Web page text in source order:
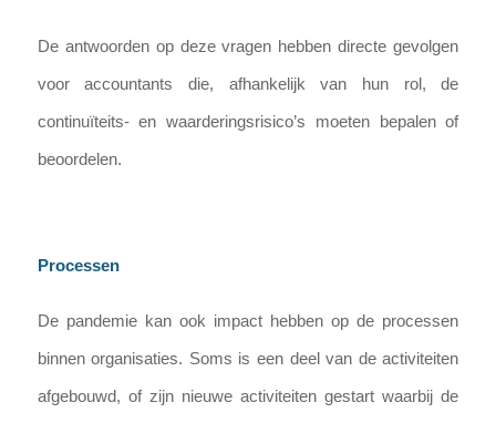
De antwoorden op deze vragen hebben directe gevolgen
voor accountants die, afhankelijk van hun rol, de
continuïteits- en waarderingsrisico’s moeten bepalen of
beoordelen.
Processen
De pandemie kan ook impact hebben op de processen
binnen organisaties. Soms is een deel van de activiteiten
afgebouwd, of zijn nieuwe activiteiten gestart waarbij de